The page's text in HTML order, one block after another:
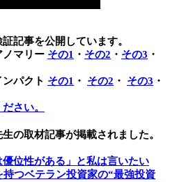
記事を公開しています。
ノマリー その1 ・ その2 ・ その3 ・
ンパクト その1 ・ その2 ・ その3 ・
さい。
の取材記事が掲載されました。
優位性がある」と私は言いたい
つベテラン投資家の“最強投資